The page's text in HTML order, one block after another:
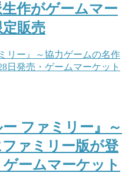
作がゲームマー
販売
ファミリー』～
ァミリー版が登
ゲームマーケット